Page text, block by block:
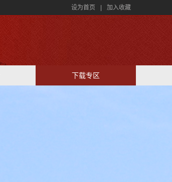
设为首页 加入收藏
下载专区